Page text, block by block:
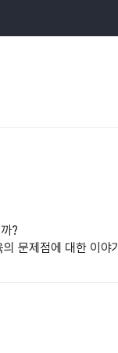
?
문제점에 대한 이야기